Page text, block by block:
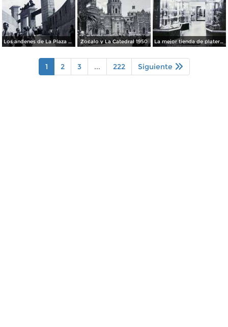
Los andenes de La Plaza de toros Ciudad de México 1950 Zocalo y La Catedral 1950 La mejor tienda de plateria.
1 2 3 ... 222 Siguiente